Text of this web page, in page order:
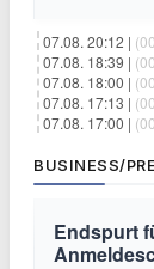
07.08. 20:12 |
07.08. 18:39 |
07.08. 18:00 |
07.08. 17:13 |
07.08. 17:00 |
BUSINESS/
Endspurt